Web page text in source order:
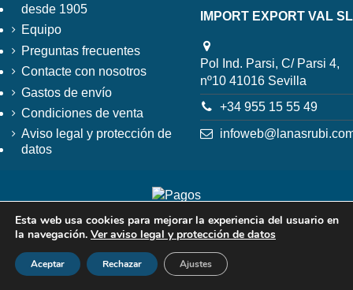
desde 1905
Equipo
Preguntas frecuentes
Contacte con nosotros
Gastos de envío
Condiciones de venta
Aviso legal y protección de
datos
IMPORT EXPORT VAL SL
Pol Ind. Parsi, C/ Parsi 4,
nº10 41016 Sevilla
+34 955 15 55 49
Esta web usa cookies para mejorar la experiencia del usuario en
la navegación. Ver aviso legal y protección de datos
Aceptar Rechazar Ajustes